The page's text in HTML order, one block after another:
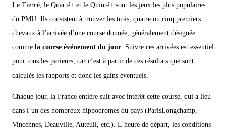
Le Tiercé, le Quarté+ et le Quinté+ sont les jeux les plus populaires
du PMU. Ils consistent à trouver les trois, quatre ou cinq premiers
chevaux à l’arrivée d’une course donnée, généralement désignée
comme la course événement du jour . Suivre ces arrivées est essentiel
pour tous les parieurs, car c’est à partir de ces résultats que sont
calculés les rapports et donc les gains éventuels.
Chaque jour, la France entière suit avec intérêt cette course, qui a lieu
dans l’un des nombreux hippodromes du pays (ParisLongchamp,
Vincennes, Deauville, Auteuil, etc.). L’heure de départ, les conditions